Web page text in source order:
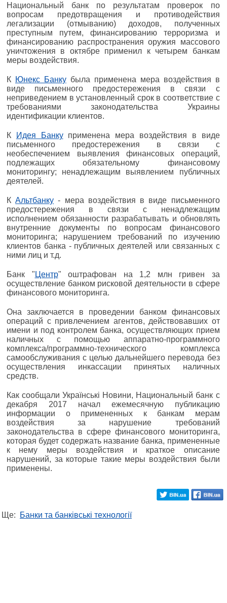
Национальный банк по результатам проверок по
вопросам предотвращения и противодействия
легализации (отмыванию) доходов, полученных
преступным путем, финансированию терроризма и
финансированию распространения оружия массового
уничтожения в октябре применил к четырем банкам
меры воздействия.
К Юнекс Банкубыла применена мера воздействия в
виде письменного предостережения в связи с
неприведением в установленный срок в соответствие с
требованиями законодательства Украины
идентификации клиентов.
К Идея Банкуприменена мера воздействия в виде
письменного предостережения в связи с
необеспечением выявления финансовых операций,
подлежащих обязательному финансовому
мониторингу; ненадлежащим выявлением публичных
деятелей.
КАльтбанку - мера воздействия в виде письменного
предостережения в связи с ненадлежащим
исполнением обязанности разрабатывать и обновлять
внутренние документы по вопросам финансового
мониторинга; нарушением требований по изучению
клиентов банка - публичных деятелей или связанных с
ними лиц и т.д.
Банк " Центр" оштрафован на 1,2 млн гривен за
осуществление банком рисковой деятельности в сфере
финансового мониторинга.
Она заключается в проведении банком финансовых
операций с привлечением агентов, действовавших от
имени и под контролем банка, осуществляющих прием
наличных с помощью аппаратно-программного
комплекса/программно-технического комплекса
самообслуживания с целью дальнейшего перевода без
осуществления инкассации принятых наличных
средств.
Как сообщали Українські Новини, Национальный банк с
декабря 2017 начал ежемесячную публикацию
информации о примененных к банкам мерам
воздействия за нарушение требований
законодательства в сфере финансового мониторинга,
которая будет содержать название банка, примененные
к нему меры воздействия и краткое описание
нарушений, за которые такие меры воздействия были
применены.
Ще: Банки та банківські технології